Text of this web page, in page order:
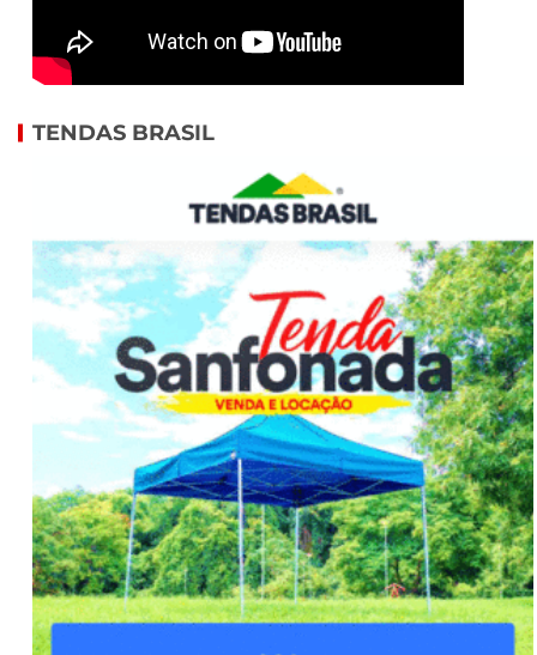
TENDAS BRASIL